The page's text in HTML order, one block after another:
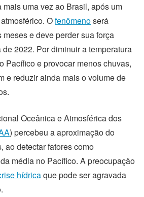
uma vez ao Brasil, após um
Ofenômenoserá
e deve perder sua força
2022. Por diminuir a temperatura
Pacífico e provocar menos chuvas,
e reduzir ainda mais o volume de
Oceânica e Atmosférica dos
) percebeu a aproximação do
ao detectar fatores como
média no Pacífico. A preocupação
hídricaque pode ser agravada